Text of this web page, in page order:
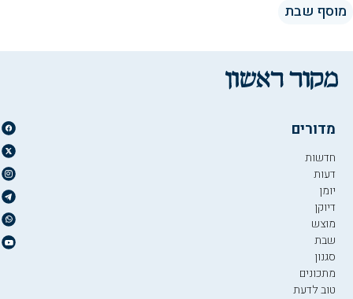
מוסף שבת
מדורים
חדשות
דעות
יומן
דיוקן
מוצש
שבת
סגנון
מתכונים
טוב לדעת